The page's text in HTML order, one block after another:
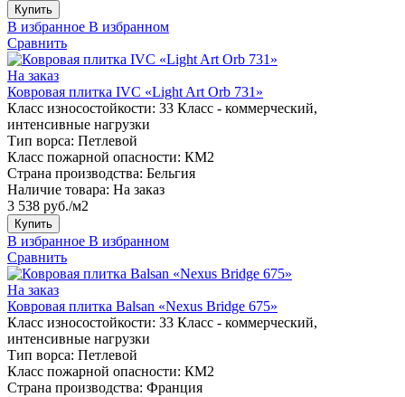
Купить
В избранное В избранном
Сравнить
На заказ
Ковровая плитка IVC «Light Art Orb 731»
Класс износостойкости: 33 Класс - коммерческий,
интенсивные нагрузки
Тип ворса: Петлевой
Класс пожарной опасности: КМ2
Страна производства: Бельгия
Наличие товара: На заказ
3 538 руб./м2
Купить
В избранное В избранном
Сравнить
На заказ
Ковровая плитка Balsan «Nexus Bridge 675»
Класс износостойкости: 33 Класс - коммерческий,
интенсивные нагрузки
Тип ворса: Петлевой
Класс пожарной опасности: КМ2
Страна производства: Франция